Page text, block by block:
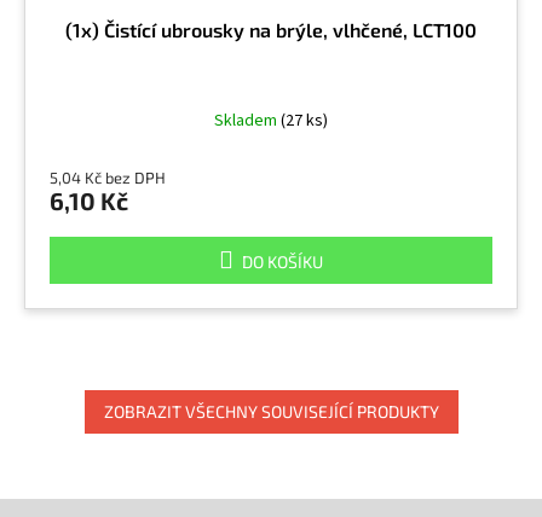
(1x) Čistící ubrousky na brýle, vlhčené, LCT100
Skladem (27 ks)
5,04 Kč bez DPH
6,10 Kč
DO KOŠÍKU
ZOBRAZIT VŠECHNY SOUVISEJÍCÍ PRODUKTY